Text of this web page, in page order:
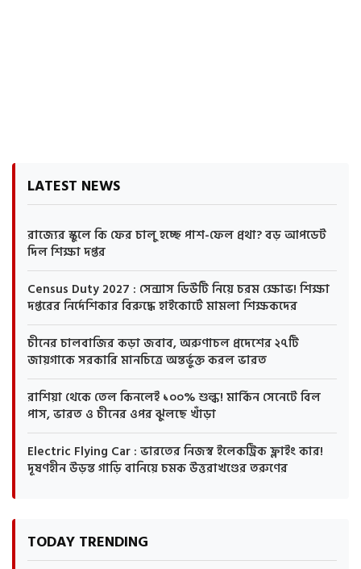
LATEST NEWS
রাজ্যের স্কুলে কি ফের চালু হচ্ছে পাশ-ফেল প্রথা? বড় আপডেট
দিল শিক্ষা দপ্তর
Census Duty 2027 : সেন্সাস ডিউটি নিয়ে চরম ক্ষোভ! শিক্ষা
দপ্তরের নির্দেশিকার বিরুদ্ধে হাইকোর্টে মামলা শিক্ষকদের
চীনের চালবাজির কড়া জবাব, অরুণাচল প্রদেশের ২৭টি
জায়গাকে সরকারি মানচিত্রে অন্তর্ভুক্ত করল ভারত
রাশিয়া থেকে তেল কিনলেই ১০০% শুল্ক! মার্কিন সেনেটে বিল
পাস, ভারত ও চীনের ওপর ঝুলছে খাঁড়া
Electric Flying Car : ভারতের নিজস্ব ইলেকট্রিক ফ্লাইং কার!
দূষণহীন উড়ন্ত গাড়ি বানিয়ে চমক উত্তরাখণ্ডের তরুণের
TODAY TRENDING